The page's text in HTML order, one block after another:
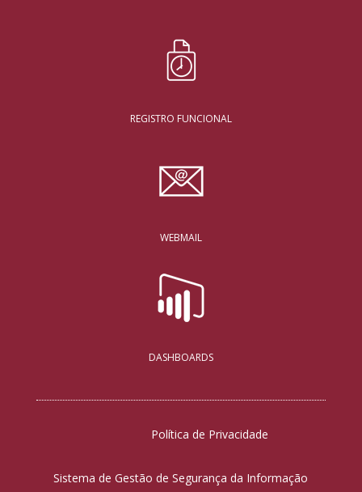
REGISTRO FUNCIONAL
WEBMAIL
DASHBOARDS
Política de Privacidade
Sistema de Gestão de Segurança da Informação